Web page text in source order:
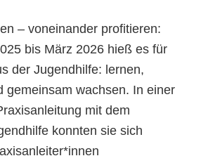
– voneinander profitieren:
bis März 2026 hieß es für
der Jugendhilfe: lernen,
gemeinsam wachsen. In einer
mit dem
konnten sie sich